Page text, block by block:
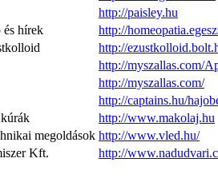
http://paisley.hu
és hírek
http://
http://
http://myszallas.com/
http://myszallas.com/
http://captains.hu/
http://www.makolaj.hu
megoldások http://www.vled.hu/
Kft.
http://